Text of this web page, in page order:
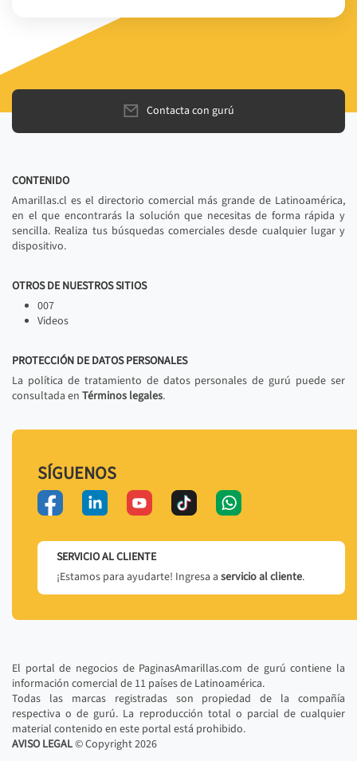
Contacta con gurú
CONTENIDO
Amarillas.cl es el directorio comercial más grande de Latinoamérica,
en el que encontrarás la solución que necesitas de forma rápida y
sencilla. Realiza tus búsquedas comerciales desde cualquier lugar y
dispositivo.
OTROS DE NUESTROS SITIOS
007
Videos
PROTECCIÓN DE DATOS PERSONALES
La política de tratamiento de datos personales de gurú puede ser
consultada en Términos legales.
SÍGUENOS
SERVICIO AL CLIENTE
¡Estamos para ayudarte! Ingresa a servicio al cliente.
El portal de negocios de PaginasAmarillas.com de gurú contiene la
información comercial de 11 países de Latinoamérica.
Todas las marcas registradas son propiedad de la compañía
respectiva o de gurú. La reproducción total o parcial de cualquier
material contenido en este portal está prohibido.
AVISO LEGAL© Copyright2026